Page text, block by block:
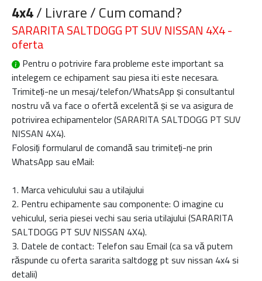
4x4 / Livrare / Cum comand?
SARARITA SALTDOGG PT SUV NISSAN 4X4 -
oferta
Pentru o potrivire fara probleme este important sa
intelegem ce echipament sau piesa iti este necesara.
Trimiteți-ne un mesaj/telefon/WhatsApp și consultantul
nostru vă va face o ofertă excelentă și se va asigura de
potrivirea echipamentelor (SARARITA SALTDOGG PT SUV
NISSAN 4X4).
Folosiți formularul de comandă sau trimiteți-ne prin
WhatsApp sau eMail:
1. Marca vehiculului sau a utilajului
2. Pentru echipamente sau componente: O imagine cu
vehiculul, seria piesei vechi sau seria utilajului (SARARITA
SALTDOGG PT SUV NISSAN 4X4).
3. Datele de contact: Telefon sau Email (ca sa vă putem
răspunde cu oferta sararita saltdogg pt suv nissan 4x4 si
detalii)